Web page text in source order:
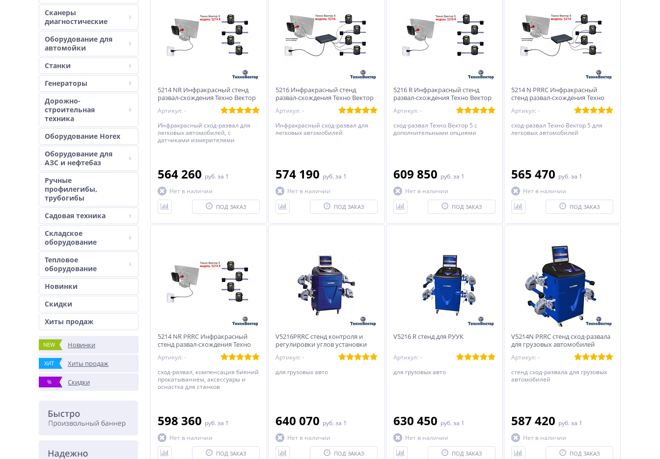
Сканеры
диагностические
Оборудование для
автомойки
Станки
Генераторы
Дорожно-
строительная
техника
Оборудование Horex
Оборудование для
АЗС и нефтебаз
Ручные
профилегибы,
трубогибы
Садовая техника
Складское
оборудование
Тепловое
оборудование
Новинки
Скидки
Хиты продаж
NEW Новинки
ХИТ Хиты продаж
% Скидки
5214 NR Инфракрасный стенд
развал-схождения Техно Вектор
Артикул: -
Инфракрасный сход-развал для
легковых автомобилей, с
датчиками измерителями
564 260 руб. за 1
Нет в наличии
ПОД ЗАКАЗ
5216 Инфракрасный стенд
развал-схождения Техно Вектор
Артикул: -
Инфракрасный сход-развал для
легковых автомобилей
574 190 руб. за 1
Нет в наличии
ПОД ЗАКАЗ
5216 R Инфракрасный стенд
развал-схождения Техно Вектор
Артикул: -
сход-развал Техно Вектор 5 с
дополнительными опциями
609 850 руб. за 1
Нет в наличии
ПОД ЗАКАЗ
5214 N PRRC Инфракрасный
стенд развал-схождения Техно
Артикул: -
сход-развал Техно Вектор 5 для
легковых автомобилей
565 470 руб. за 1
Нет в наличии
ПОД ЗАКАЗ
5214 NR PRRC Инфракрасный
стенд развал-схождения Техно
Артикул: -
сход-развал, компенсация биений
прокатыванием, аксессуары и
оснастка для станков
598 360 руб. за 1
Нет в наличии
ПОД ЗАКАЗ
V5216PRRC стенд контроля и
регулировки углов установки
Артикул: -
для грузовых авто
640 070 руб. за 1
Нет в наличии
ПОД ЗАКАЗ
V5216 R стенд для РУУК
Артикул: -
для грузовых авто
630 450 руб. за 1
Нет в наличии
ПОД ЗАКАЗ
V5214N PRRC стенд сход-развала
для грузовых автомобилей
Артикул: -
стенд сход-развала для грузовых
автомобилей
587 420 руб. за 1
Нет в наличии
ПОД ЗАКАЗ